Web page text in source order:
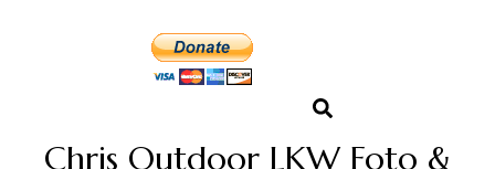
Chris Outdoor LKW Foto &